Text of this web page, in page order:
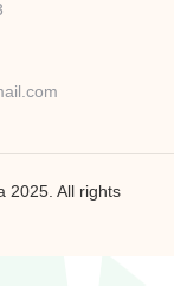
2025. All rights